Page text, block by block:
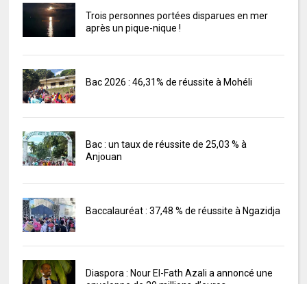
Trois personnes portées disparues en mer
après un pique-nique !
Bac 2026 : 46,31% de réussite à Mohéli
Bac : un taux de réussite de 25,03 % à
Anjouan
Baccalauréat : 37,48 % de réussite à Ngazidja
Diaspora : Nour El-Fath Azali a annoncé une